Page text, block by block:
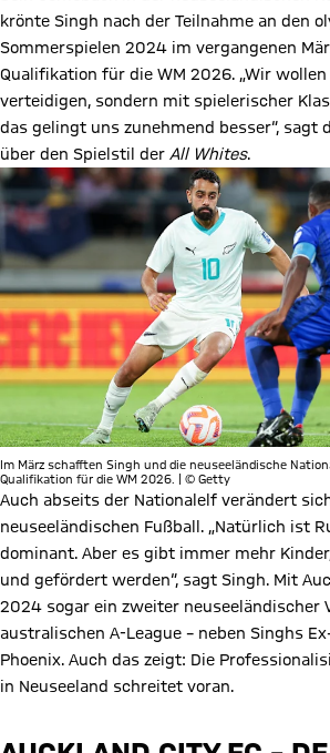
krönte Singh nach der Teilnahme an den
Sommerspielen 2024 im vergangenen
Qualifikation für die WM 2026. „Wir
verteidigen, sondern mit spielerischer
das gelingt uns zunehmend besser“, sagt
über den Spielstil der All Whites.
Im März schafften Singh und die neuseeländische
Qualifikation für die WM 2026. | © Getty
Auch abseits der Nationalelf verändert
neuseeländischen Fußball. „Natürlich ist
dominant. Aber es gibt immer mehr
und gefördert werden“, sagt Singh. Mit
2024 sogar ein zweiter neuseeländischer
australischen A-League – neben Singhs
Phoenix. Auch das zeigt: Die
in Neuseeland schreitet voran.